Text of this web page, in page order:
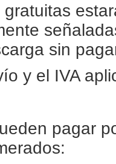
sin
y el IVA
pagar